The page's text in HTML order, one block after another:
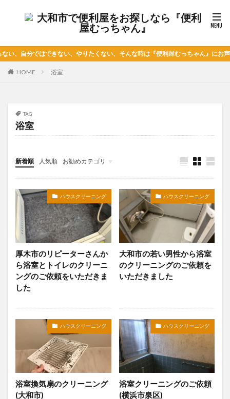
分ではできない、やりたくない、そんな時は『便利屋むっちゃん』にお声掛け
HOME 浴室
TAG
浴室
新着順 人気順 お勧めカテゴリ
未分類
ハウスクリーニング
厚木市のリピーターさんか
ら浴室とトイレのクリーニ
ングのご依頼をいただきま
した
ハウスクリーニング
大和市の若い男性から浴室
のクリーニングのご依頼を
いただきました
ハウスクリーニング
浴室換気扇のクリーニング
(大和市)
ハウスクリーニング
浴室クリーニングのご依頼
(横浜市泉区)